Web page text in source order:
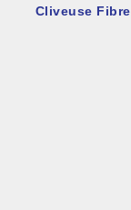
Cliveuse